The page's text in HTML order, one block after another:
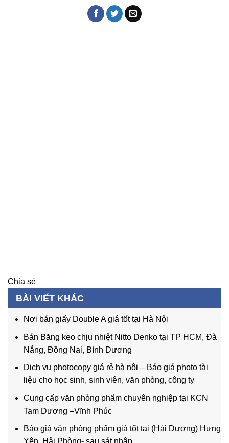
Chia sẻ
BÀI VIẾT KHÁC
Nơi bán giấy Double A giá tốt tại Hà Nội
Bán Băng keo chịu nhiệt Nitto Denko tại TP HCM, Đà
Nẵng, Đồng Nai, Bình Dương
Dịch vụ photocopy giá rẻ hà nội – Báo giá photo tài
liệu cho học sinh, sinh viên, văn phòng, công ty
Cung cấp văn phòng phẩm chuyên nghiệp tại KCN
Tam Dương –Vĩnh Phúc
Báo giá văn phòng phẩm giá tốt tại (Hải Dương) Hưng